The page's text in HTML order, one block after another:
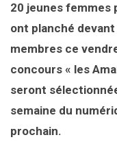
20 jeunes femmes
ont planché
membres ce
concours « les
seront
semaine du
prochain.